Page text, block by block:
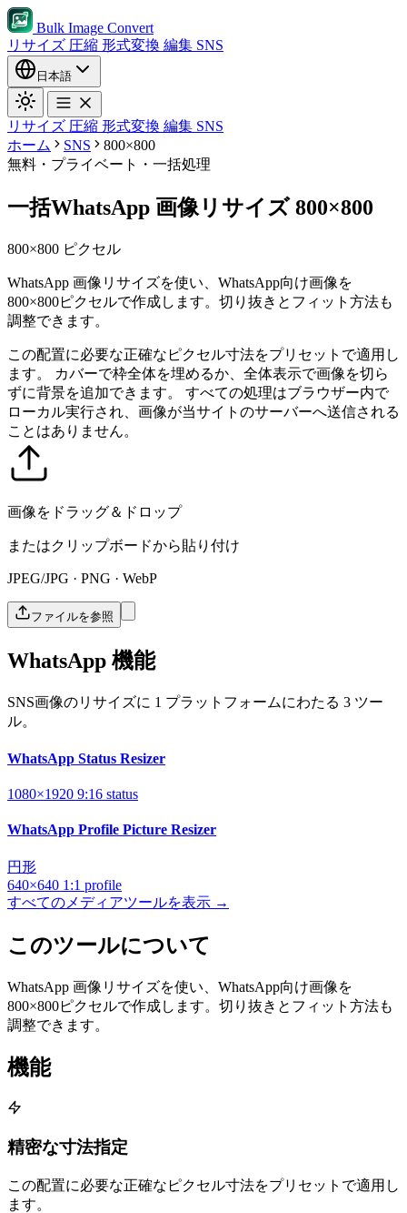
Bulk Image Convert
リサイズ 圧縮 形式変換 編集 SNS
日本語
リサイズ 圧縮 形式変換 編集 SNS
ホーム
SNS
800×800
無料・プライベート・一括処理
一括WhatsApp 画像リサイズ 800×800
800×800 ピクセル
WhatsApp 画像リサイズを使い、WhatsApp向け画像を
800×800ピクセルで作成します。切り抜きとフィット方法も
調整できます。
この配置に必要な正確なピクセル寸法をプリセットで適用し
ます。
カバーで枠全体を埋めるか、全体表示で画像を切ら
ずに背景を追加できます。 すべての処理はブラウザー内で
ローカル実行され、画像が当サイトのサーバーへ送信される
ことはありません。
画像をドラッグ＆ドロップ
またはクリップボードから貼り付け
JPEG/JPG · PNG · WebP
ファイルを参照
WhatsApp 機能
SNS画像のリサイズに 1 プラットフォームにわたる 3 ツー
ル。
WhatsApp Status Resizer
1080×1920 9:16 status
WhatsApp Profile Picture Resizer
円形
640×640 1:1 profile
すべてのメディアツールを表示 →
このツールについて
WhatsApp 画像リサイズを使い、WhatsApp向け画像を
800×800ピクセルで作成します。切り抜きとフィット方法も
調整できます。
機能
精密な寸法指定
この配置に必要な正確なピクセル寸法をプリセットで適用し
ます。